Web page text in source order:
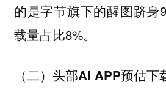
的是字节旗下的醒图跻身
载量占比8%。
（二）头部AI APP预估下